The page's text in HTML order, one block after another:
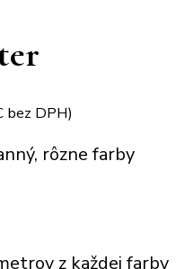
bez DPH)
rôzne farby
z každej farby